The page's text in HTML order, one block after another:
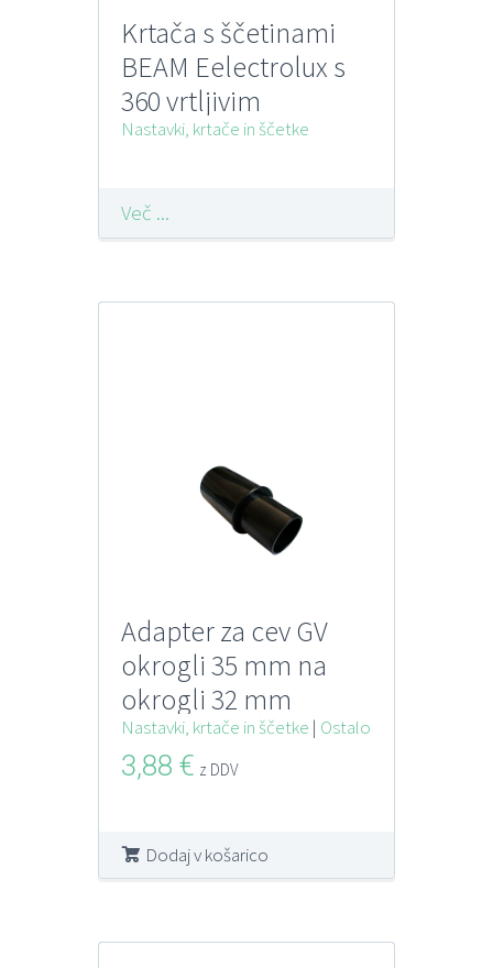
Krtača s ščetinami
BEAM Eelectrolux s
360 vrtljivim
kolenom
Nastavki, krtače in ščetke
Več ...
Adapter za cev GV
okrogli 35 mm na
okrogli 32 mm
Nastavki, krtače in ščetke | Ostalo
3,88 € z DDV
Dodaj v košarico